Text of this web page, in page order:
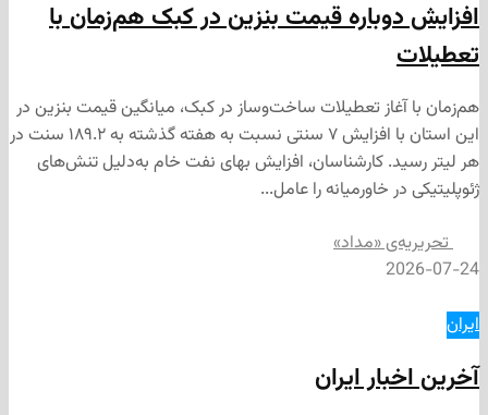
قیمت بنزین در کبک هم‌زمان با
تعطیلات ساخت‌وساز در کبک، میانگین قیمت بنزین در
این استان با افزایش ۷ سنتی نسبت به هفته گذشته به ۱۸۹.۲ سنت در
کارشناسان، افزایش بهای نفت خام به‌دلیل تنش‌های
خاورمیانه را عامل...
«مداد»
ایران